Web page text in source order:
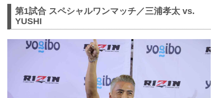
第1試合 スペシャルワンマッチ／三浦孝太 vs.
YUSHI